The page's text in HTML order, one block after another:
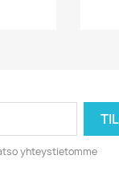
yhteystietomme